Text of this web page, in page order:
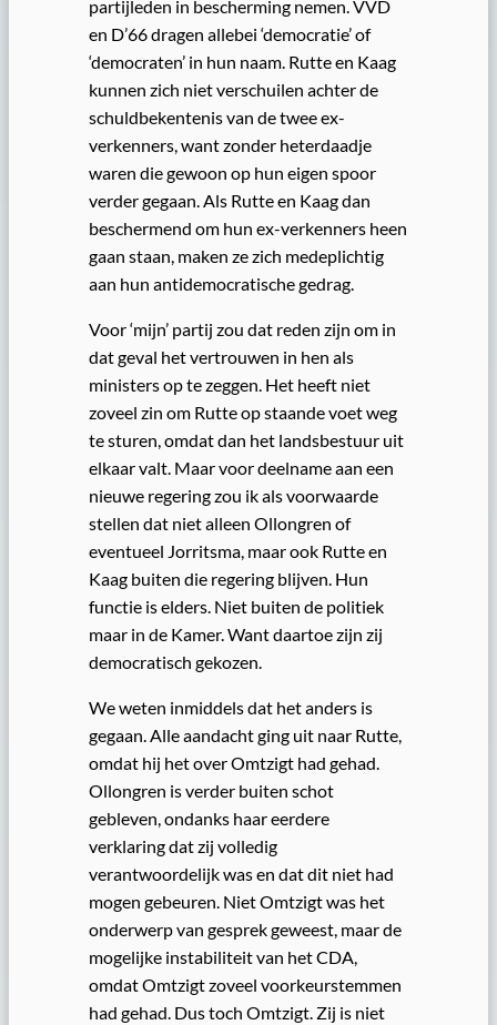
partijleden in bescherming nemen. VVD
en D’66 dragen allebei ‘democratie’ of
‘democraten’ in hun naam. Rutte en Kaag
kunnen zich niet verschuilen achter de
schuldbekentenis van de twee ex-
verkenners, want zonder heterdaadje
waren die gewoon op hun eigen spoor
verder gegaan. Als Rutte en Kaag dan
beschermend om hun ex-verkenners heen
gaan staan, maken ze zich medeplichtig
aan hun antidemocratische gedrag.
Voor ‘mijn’ partij zou dat reden zijn om in
dat geval het vertrouwen in hen als
ministers op te zeggen. Het heeft niet
zoveel zin om Rutte op staande voet weg
te sturen, omdat dan het landsbestuur uit
elkaar valt. Maar voor deelname aan een
nieuwe regering zou ik als voorwaarde
stellen dat niet alleen Ollongren of
eventueel Jorritsma, maar ook Rutte en
Kaag buiten die regering blijven. Hun
functie is elders. Niet buiten de politiek
maar in de Kamer. Want daartoe zijn zij
democratisch gekozen.
We weten inmiddels dat het anders is
gegaan. Alle aandacht ging uit naar Rutte,
omdat hij het over Omtzigt had gehad.
Ollongren is verder buiten schot
gebleven, ondanks haar eerdere
verklaring dat zij volledig
verantwoordelijk was en dat dit niet had
mogen gebeuren. Niet Omtzigt was het
onderwerp van gesprek geweest, maar de
mogelijke instabiliteit van het CDA,
omdat Omtzigt zoveel voorkeurstemmen
had gehad. Dus toch Omtzigt. Zij is niet